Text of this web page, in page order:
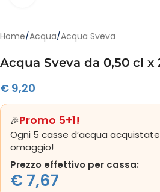
Home/Acqua/Acqua Sveva
Acqua Sveva da 0,50 cl
€ 9,20
🎉Promo 5+1!
Ogni 5 casse d’acqua
omaggio!
Prezzo effettivo per cassa:
€ 7,67